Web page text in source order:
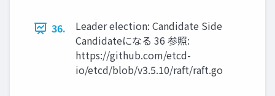
36.
Leader election: Candidate Side
Candidateになる 36 参照:
https://github.com/etcd-
io/etcd/blob/v3.5.10/raft/raft.go